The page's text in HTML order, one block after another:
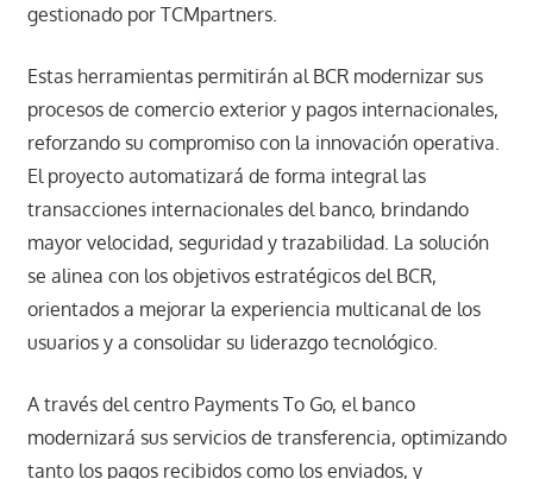
gestionado por TCMpartners.
Estas herramientas permitirán al BCR modernizar sus
procesos de comercio exterior y pagos internacionales,
reforzando su compromiso con la innovación operativa.
El proyecto automatizará de forma integral las
transacciones internacionales del banco, brindando
mayor velocidad, seguridad y trazabilidad. La solución
se alinea con los objetivos estratégicos del BCR,
orientados a mejorar la experiencia multicanal de los
usuarios y a consolidar su liderazgo tecnológico.
A través del centro Payments To Go, el banco
modernizará sus servicios de transferencia, optimizando
tanto los pagos recibidos como los enviados, y